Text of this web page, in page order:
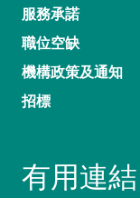
服務承諾
職位空缺
機構政策及通知
招標
有用連結